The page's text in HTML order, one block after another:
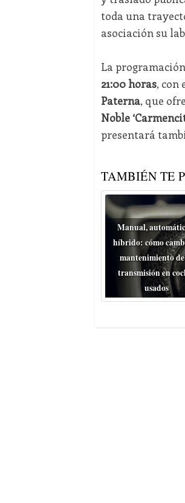
toda una
asociación su
La
21:00 horas, con
Paterna, que
Noble
presentará
TAMBIÉN TE
Manual,
híbrido: cómo
mantenimiento
transmisión en
usados